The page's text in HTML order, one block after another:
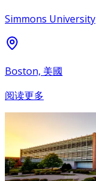
Simmons University
Boston, 美國
阅读更多